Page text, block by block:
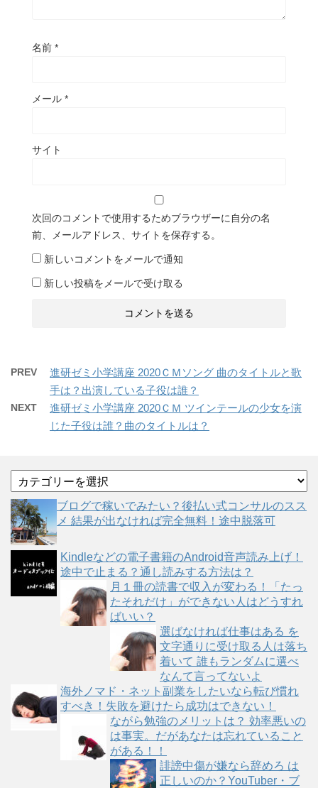
名前 *
メール *
サイト
次回のコメントで使用するためブラウザーに自分の名
前、メールアドレス、サイトを保存する。
新しいコメントをメールで通知
新しい投稿をメールで受け取る
PREV
進研ゼミ小学講座 2020ＣＭソング 曲のタイトルと歌
手は？出演している子役は誰？
NEXT
進研ゼミ小学講座 2020ＣＭ ツインテールの少女を演
じた子役は誰？曲のタイトルは？
テ
ゴ
リ
ー
ブログで稼いでみたい？後払い式コンサルのスス
メ 結果が出なければ完全無料！途中脱落可
Kindleなどの電子書籍のAndroid音声読み上げ！
途中で止まる？通し読みする方法は？
月１冊の読書で収入が変わる！「たっ
たそれだけ」ができない人はどうすれ
ばいい？
選ばなければ仕事はある を
文字通りに受け取る人は落ち
着いて 誰もランダムに選べ
なんて言ってないよ
海外ノマド・ネット副業をしたいなら転び慣れ
すべき！失敗を避けたら成功はできない！
ながら勉強のメリットは？ 効率悪いの
は事実。だがあなたは忘れていること
がある！！
誹謗中傷が嫌なら辞めろ は
正しいのか？YouTuber・ブ